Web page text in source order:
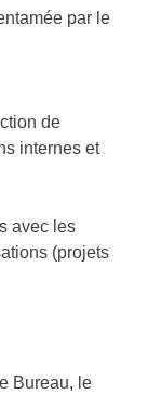
par le
de
internes et
avec les
(projets
Bureau, le